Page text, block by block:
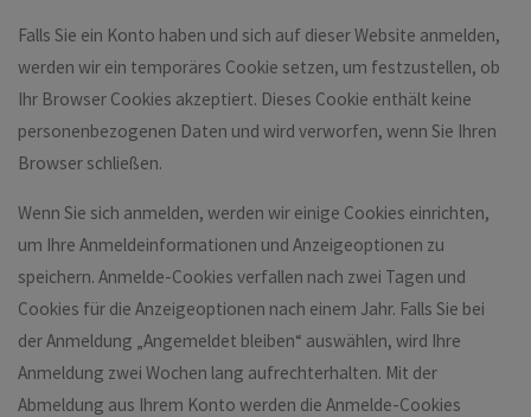
Falls Sie ein Konto haben und sich auf dieser Website anmelden,
werden wir ein temporäres Cookie setzen, um festzustellen, ob
Ihr Browser Cookies akzeptiert. Dieses Cookie enthält keine
personenbezogenen Daten und wird verworfen, wenn Sie Ihren
Browser schließen.
Wenn Sie sich anmelden, werden wir einige Cookies einrichten,
um Ihre Anmeldeinformationen und Anzeigeoptionen zu
speichern. Anmelde-Cookies verfallen nach zwei Tagen und
Cookies für die Anzeigeoptionen nach einem Jahr. Falls Sie bei
der Anmeldung „Angemeldet bleiben“ auswählen, wird Ihre
Anmeldung zwei Wochen lang aufrechterhalten. Mit der
Abmeldung aus Ihrem Konto werden die Anmelde-Cookies